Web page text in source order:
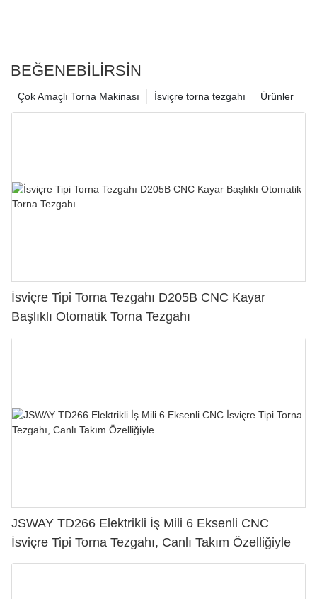
BEĞENEBILIRSIN
Ürünler
İsviçre torna tezgahı
Çok Amaçlı Torna Makinası
İsviçre Tipi Torna Tezgahı D205B CNC Kayar
Başlıklı Otomatik Torna Tezgahı
JSWAY TD266 Elektrikli İş Mili 6 Eksenli CNC
İsviçre Tipi Torna Tezgahı, Canlı Takım Özelliğiyle